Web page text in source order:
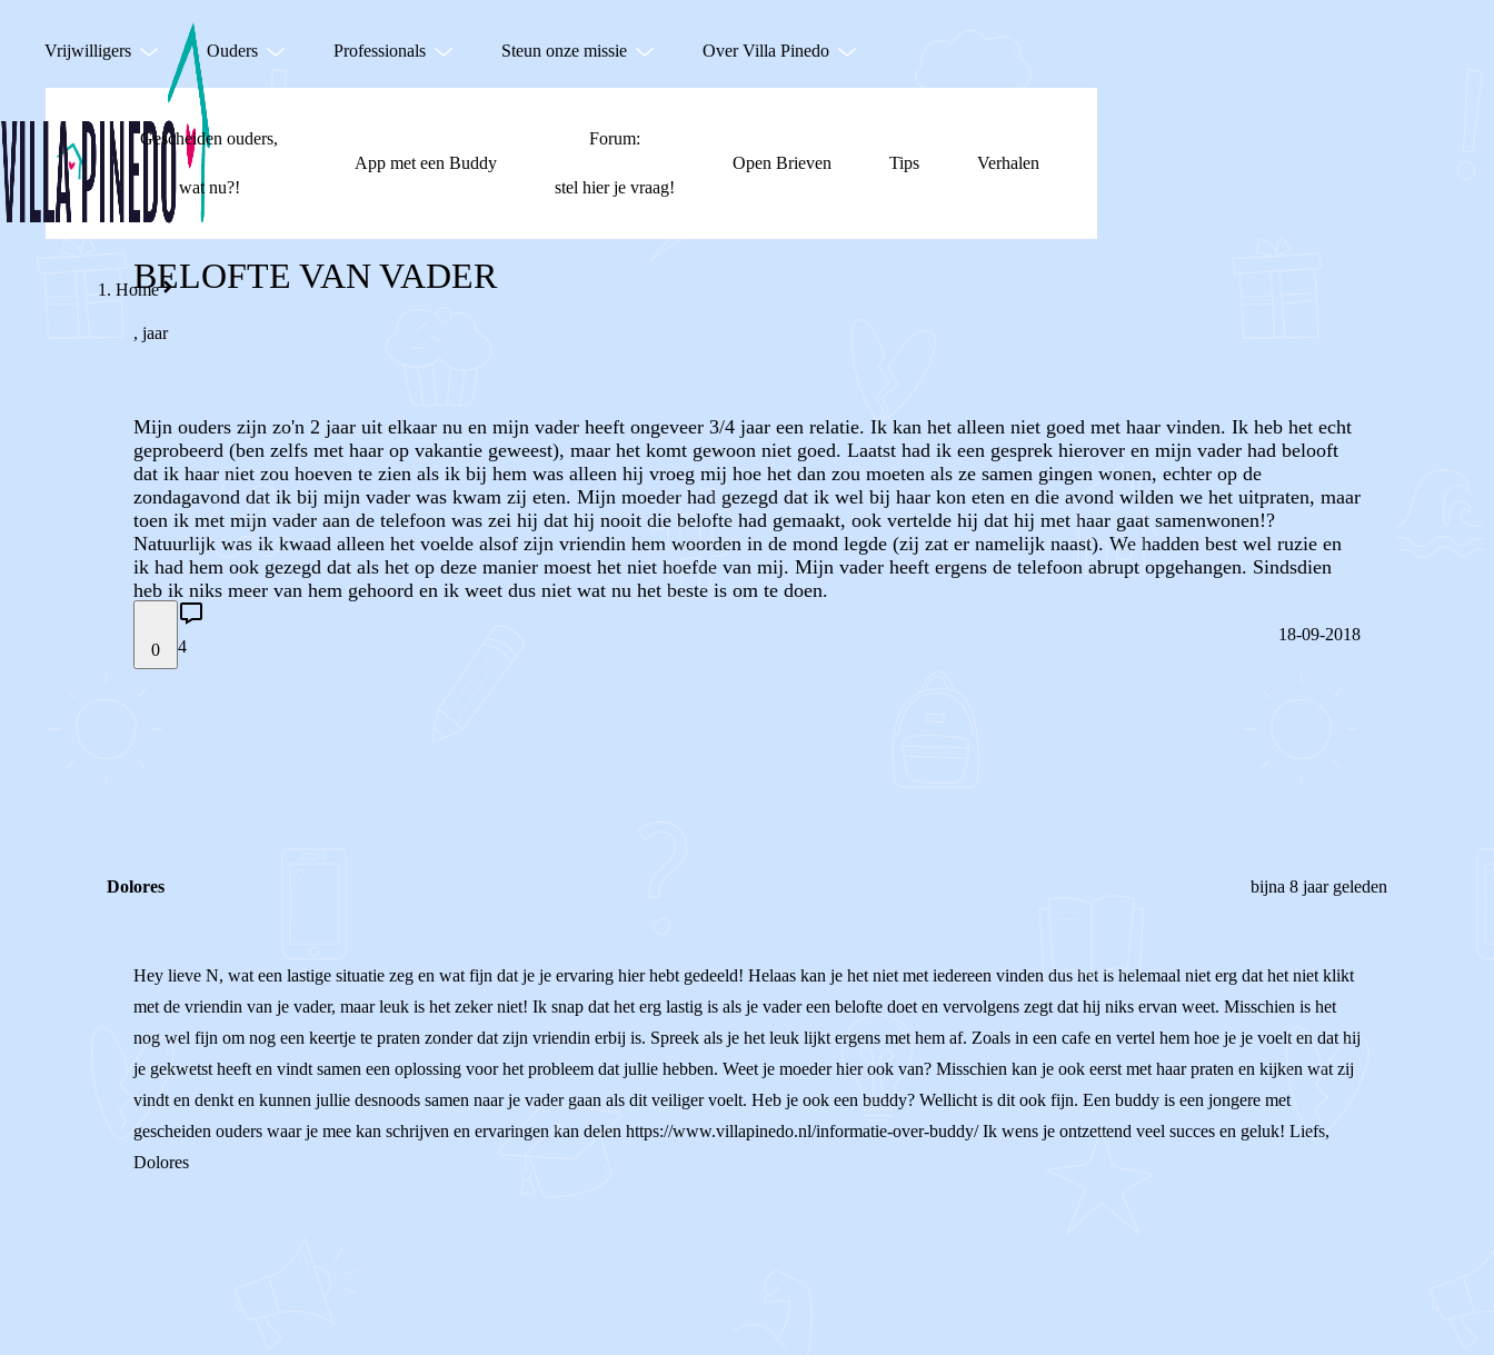
Vrijwilligers Ouders Professionals Steun onze missie Over Villa Pinedo
Gescheiden ouders,
wat nu?!
App met een Buddy
Forum:
stel hier je vraag!
Open Brieven Tips Verhalen
Home
BELOFTE VAN VADER
, jaar
Mijn ouders zijn zo'n 2 jaar uit elkaar nu en mijn vader heeft ongeveer 3/4 jaar een relatie. Ik kan het alleen niet goed met haar vinden. Ik heb het echt
geprobeerd (ben zelfs met haar op vakantie geweest), maar het komt gewoon niet goed. Laatst had ik een gesprek hierover en mijn vader had belooft
dat ik haar niet zou hoeven te zien als ik bij hem was alleen hij vroeg mij hoe het dan zou moeten als ze samen gingen wonen, echter op de
zondagavond dat ik bij mijn vader was kwam zij eten. Mijn moeder had gezegd dat ik wel bij haar kon eten en die avond wilden we het uitpraten, maar
toen ik met mijn vader aan de telefoon was zei hij dat hij nooit die belofte had gemaakt, ook vertelde hij dat hij met haar gaat samenwonen!?
Natuurlijk was ik kwaad alleen het voelde alsof zijn vriendin hem woorden in de mond legde (zij zat er namelijk naast). We hadden best wel ruzie en
ik had hem ook gezegd dat als het op deze manier moest het niet hoefde van mij. Mijn vader heeft ergens de telefoon abrupt opgehangen. Sindsdien
heb ik niks meer van hem gehoord en ik weet dus niet wat nu het beste is om te doen.
0 4
18-09-2018
Dolores bijna 8 jaar geleden
Hey lieve N, wat een lastige situatie zeg en wat fijn dat je je ervaring hier hebt gedeeld! Helaas kan je het niet met iedereen vinden dus het is helemaal niet erg dat het niet klikt
met de vriendin van je vader, maar leuk is het zeker niet! Ik snap dat het erg lastig is als je vader een belofte doet en vervolgens zegt dat hij niks ervan weet. Misschien is het
nog wel fijn om nog een keertje te praten zonder dat zijn vriendin erbij is. Spreek als je het leuk lijkt ergens met hem af. Zoals in een cafe en vertel hem hoe je je voelt en dat hij
je gekwetst heeft en vindt samen een oplossing voor het probleem dat jullie hebben. Weet je moeder hier ook van? Misschien kan je ook eerst met haar praten en kijken wat zij
vindt en denkt en kunnen jullie desnoods samen naar je vader gaan als dit veiliger voelt. Heb je ook een buddy? Wellicht is dit ook fijn. Een buddy is een jongere met
gescheiden ouders waar je mee kan schrijven en ervaringen kan delen https://www.villapinedo.nl/informatie-over-buddy/ Ik wens je ontzettend veel succes en geluk! Liefs,
Dolores